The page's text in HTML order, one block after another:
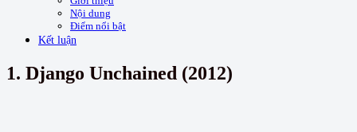
Nội dung
Điểm nổi bật
Kết luận
1. Django Unchained (2012)